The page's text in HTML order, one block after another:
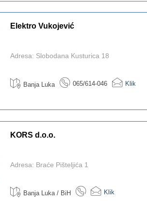
Elektro Vukojević
Adresa: Slobodana Kusturica 18
Banja Luka 065/614-046 Klik
KORS d.o.o.
Adresa: Braće Pišteljića 1
Banja Luka / BiH Klik